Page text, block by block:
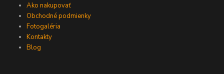
Ako nakupovať
Obchodné podmienky
Fotogaléria
Kontakty
Blog